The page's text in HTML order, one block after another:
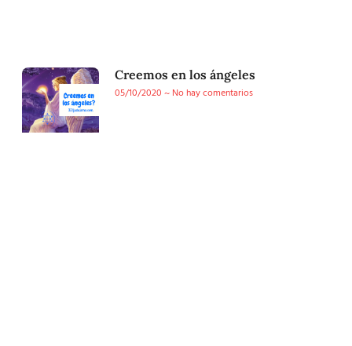
Creemos en los ángeles
05/10/2020
No hay comentarios